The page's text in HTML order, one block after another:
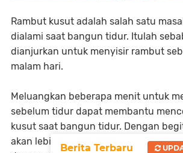
Rambut kusut adalah salah satu
dialami saat bangun tidur. Itulah
dianjurkan untuk menyisir rambut
malam hari.
Meluangkan beberapa menit untuk
sebelum tidur dapat membantu
kusut saat bangun tidur. Dengan
akan lebih mudah diatur, lebih sedikit
Berita Terbaru